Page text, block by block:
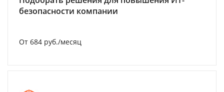
безопасности компании
От 684 руб./месяц